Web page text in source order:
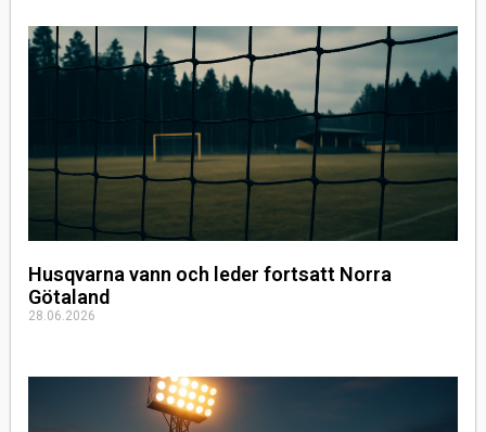
Husqvarna vann och leder fortsatt Norra
Götaland
28.06.2026